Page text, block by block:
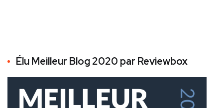
Élu Meilleur Blog 2020 par Reviewbox